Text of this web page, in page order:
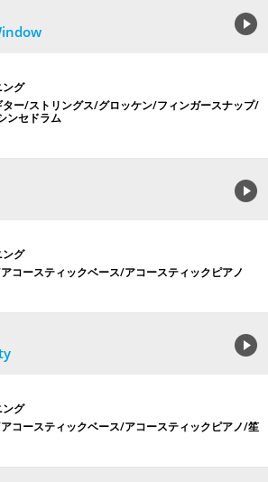
ング
ター/ストリングス/グロッケン/フィンガースナップ/
ンセドラム
ング
コースティックベース/アコースティックピアノ
ング
コースティックベース/アコースティックピアノ/笙